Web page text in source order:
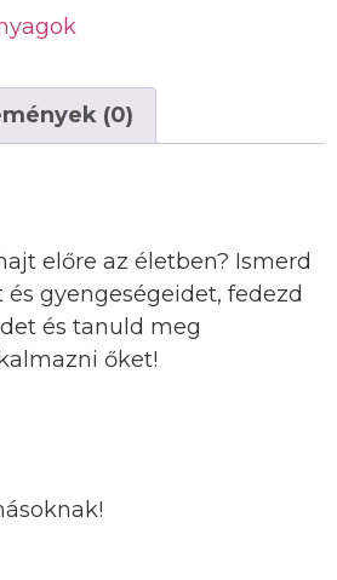
(0)
előre az életben? Ismerd
gyengeségeidet, fedezd
és tanuld meg
őket!